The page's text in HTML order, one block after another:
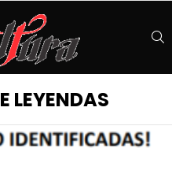
LEYENDAS